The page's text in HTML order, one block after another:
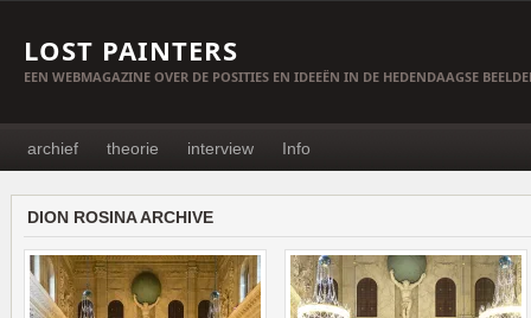
LOST PAINTERS
EEN WEBMAGAZINE OVER DE POSITIES EN IDEEËN IN DE HEDENDAAGSE
archief theorie interview Info
DION ROSINA ARCHIVE